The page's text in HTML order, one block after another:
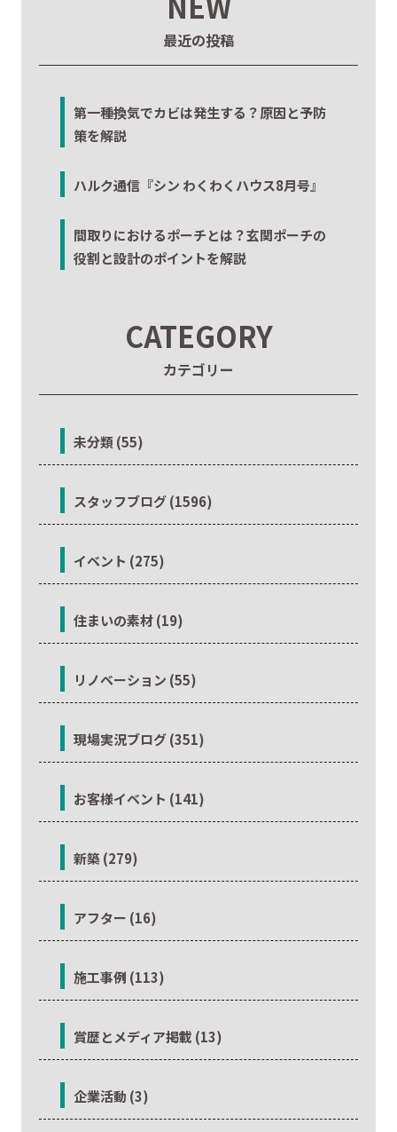
最近の投稿
第一種換気でカビは発生する？原因と予防
策を解説
ハルク通信『シン わくわくハウス8月号』
間取りにおけるポーチとは？玄関ポーチの
役割と設計のポイントを解説
CATEGORY
カテゴリー
未分類 (55)
スタッフブログ (1596)
イベント (275)
住まいの素材 (19)
リノベーション (55)
現場実況ブログ (351)
お客様イベント (141)
新築 (279)
アフター (16)
施工事例 (113)
賞歴とメディア掲載 (13)
企業活動 (3)